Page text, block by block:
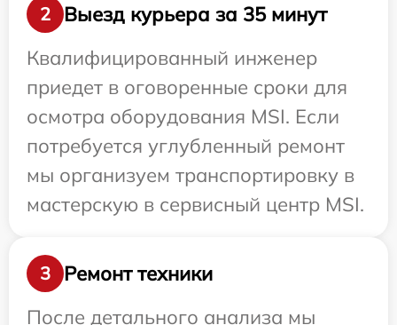
2
Выезд курьера за 35 минут
Квалифицированный инженер
приедет в оговоренные сроки для
осмотра оборудования MSI. Если
потребуется углубленный ремонт
мы организуем транспортировку в
мастерскую в сервисный центр MSI.
3
Ремонт техники
После детального анализа мы